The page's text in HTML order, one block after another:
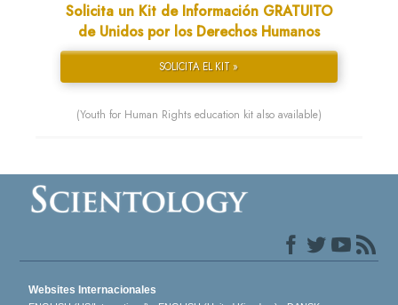
Solicita un Kit de Información GRATUITO
de Unidos por los Derechos Humanos
SOLICITA EL KIT »
(Youth for Human Rights education kit also available)
Websites Internacionales